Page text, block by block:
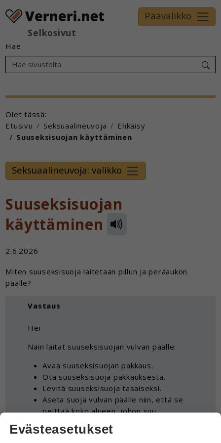
Selkosivut
Päävalikko
Hae
Olet tässä:
Etusivu
Seksuaalineuvoja
Ehkäisy
Suuseksisuojan käyttäminen
Seksuaalineuvoja: valikko
Suuseksisuojan
käyttäminen
2.6.2026
Miten suuseksisuoja laitetaan pillun ja peräaukon
päälle?
Vastaus
Hei
Näin laitat suuseksisuojan vulvan päälle:
Avaa suuseksisuojan pakkaus.
Ota suuseksisuoja pakkauksesta.
Levitä suuseksisuoja tasaiseksi.
Aseta suoja vulvan päälle niin, että se
peittää koko alueen, johon suu
Pidä kalvoa paikallaan käsin tai pyydä
Evästeasetukset